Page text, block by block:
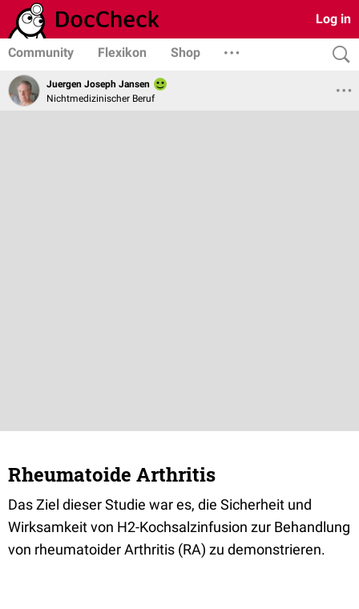
Log in
Community Flexikon Shop
Juergen Joseph Jansen
Nichtmedizinischer Beruf
Rheumatoide Arthritis
Das Ziel dieser Studie war es, die Sicherheit und
Wirksamkeit von H2-Kochsalzinfusion zur Behandlung
von rheumatoider Arthritis (RA) zu demonstrieren.